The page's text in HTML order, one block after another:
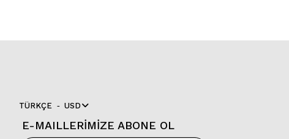
TÜRKÇE USD
E-MAILLERİMİZE ABONE OL